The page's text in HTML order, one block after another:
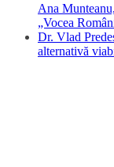
Ana
„Vocea
Dr. Vlad
alternativă